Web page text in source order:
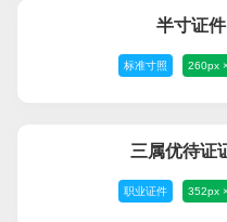
半寸证
标准寸照 260px
三属优待证
职业证件 352px